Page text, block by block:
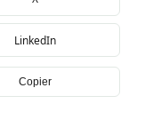
LinkedIn
Copier